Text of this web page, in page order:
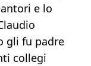
e lo
gli fu padre
collegi